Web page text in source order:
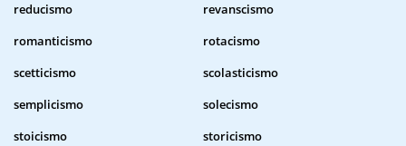
reducismo
revanscismo
romanticismo
rotacismo
scetticismo
scolasticismo
semplicismo
solecismo
stoicismo
storicismo